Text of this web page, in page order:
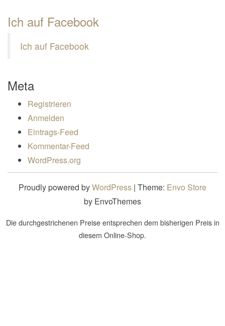
Ich auf Facebook
Ich auf Facebook
Meta
Registrieren
Anmelden
Eintrags-Feed
Kommentar-Feed
WordPress.org
Proudly powered byWordPress | Theme: Envo Store
by EnvoThemes
Die durchgestrichenen Preise entsprechen dem bisherigen Preis in
diesem Online-Shop.